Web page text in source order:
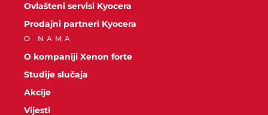
Ovlašteni servisi Kyocera
Prodajni partneri Kyocera
O NAMA
O kompaniji Xenon forte
Studije slučaja
Akcije
Vijesti